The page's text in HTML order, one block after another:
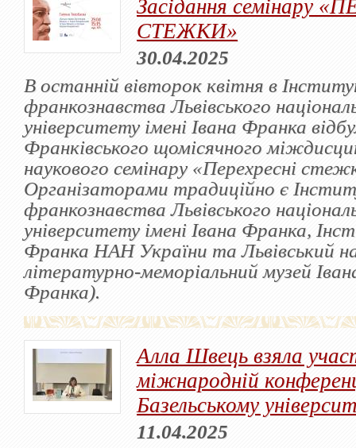
Засідання семінару
СТЕЖКИ»
30.04.2025
В останній вівторок квітня в
франкознавства Львівського
університету імені Івана Франка
Франківського щомісячного
наукового семінару «Перехресні
Організаторами традиційно є
франкознавства Львівського
університету імені Івана Франка,
Франка НАН України та Львівський
літературно-меморіальний музей
Франка).
Алла Швець взяла
міжнародній
Базельському
11.04.2025